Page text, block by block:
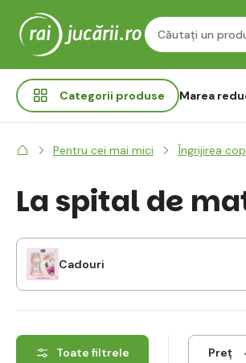
Categorii produse Marea
Pentru cei mai mici Îngrijirea
La spital de
Cadouri
Toate filtrele Preț